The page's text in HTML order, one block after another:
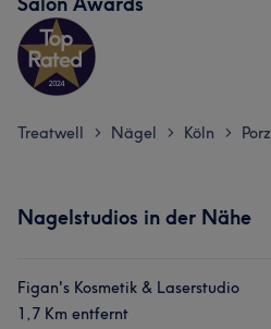
Treatwell > Nägel > Köln > Porz
Nagelstudios in der Nähe
Figan's Kosmetik & Laserstudio
1,7 Km entfernt